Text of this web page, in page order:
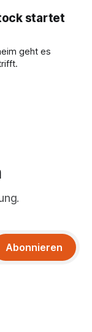
startet
geht es
Abonnieren